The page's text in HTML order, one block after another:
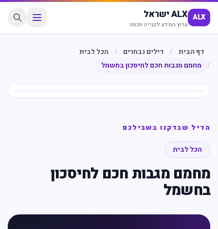
ALX ALX ישראל
ערוץ המידע לקנייה חכמה
דף הבית / דילים נבחרים /
הכל לבית
/
מחמם מגבות חכם לחיסכון בחשמל
הדיל שבדקנו בשבילכם
הכל לבית
מחמם מגבות חכם לחיסכון
בחשמל